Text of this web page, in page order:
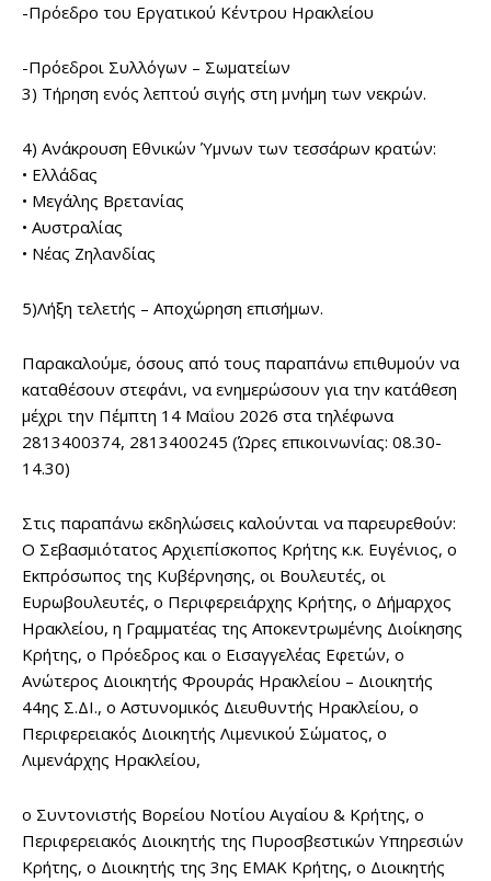
-Πρόεδρο του Εργατικού Κέντρου Ηρακλείου
-Πρόεδροι Συλλόγων – Σωματείων
3) Τήρηση ενός λεπτού σιγής στη μνήμη των νεκρών.
4) Ανάκρουση Εθνικών Ύμνων των τεσσάρων κρατών:
• Ελλάδας
• Μεγάλης Βρετανίας
• Αυστραλίας
• Νέας Ζηλανδίας
5)Λήξη τελετής – Αποχώρηση επισήμων.
Παρακαλούμε, όσους από τους παραπάνω επιθυμούν να
καταθέσουν στεφάνι, να ενημερώσουν για την κατάθεση
μέχρι την Πέμπτη 14 Μαΐου 2026 στα τηλέφωνα
2813400374, 2813400245 (Ώρες επικοινωνίας: 08.30-
14.30)
Στις παραπάνω εκδηλώσεις καλούνται να παρευρεθούν:
Ο Σεβασμιότατος Αρχιεπίσκοπος Κρήτης κ.κ. Ευγένιος, ο
Εκπρόσωπος της Κυβέρνησης, οι Βουλευτές, οι
Ευρωβουλευτές, ο Περιφερειάρχης Κρήτης, ο Δήμαρχος
Ηρακλείου, η Γραμματέας της Αποκεντρωμένης Διοίκησης
Κρήτης, ο Πρόεδρος και ο Εισαγγελέας Εφετών, ο
Ανώτερος Διοικητής Φρουράς Ηρακλείου – Διοικητής
44ης Σ.ΔΙ., ο Αστυνομικός Διευθυντής Ηρακλείου, ο
Περιφερειακός Διοικητής Λιμενικού Σώματος, ο
Λιμενάρχης Ηρακλείου,
ο Συντονιστής Βορείου Νοτίου Αιγαίου & Κρήτης, ο
Περιφερειακός Διοικητής της Πυροσβεστικών Υπηρεσιών
Κρήτης, ο Διοικητής της 3ης ΕΜΑΚ Κρήτης, ο Διοικητής